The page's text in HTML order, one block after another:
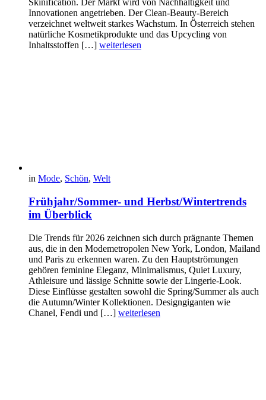
Skinification. Der Markt wird von Nachhaltigkeit und
Innovationen angetrieben. Der Clean-Beauty-Bereich
verzeichnet weltweit starkes Wachstum. In Österreich stehen
natürliche Kosmetikprodukte und das Upcycling von
Inhaltsstoffen […] weiterlesen
in Mode, Schön, Welt
Frühjahr/Sommer- und Herbst/Wintertrends
im Überblick
Die Trends für 2026 zeichnen sich durch prägnante Themen
aus, die in den Modemetropolen New York, London, Mailand
und Paris zu erkennen waren. Zu den Hauptströmungen
gehören feminine Eleganz, Minimalismus, Quiet Luxury,
Athleisure und lässige Schnitte sowie der Lingerie-Look.
Diese Einflüsse gestalten sowohl die Spring/Summer als auch
die Autumn/Winter Kollektionen. Designgiganten wie
Chanel, Fendi und […] weiterlesen